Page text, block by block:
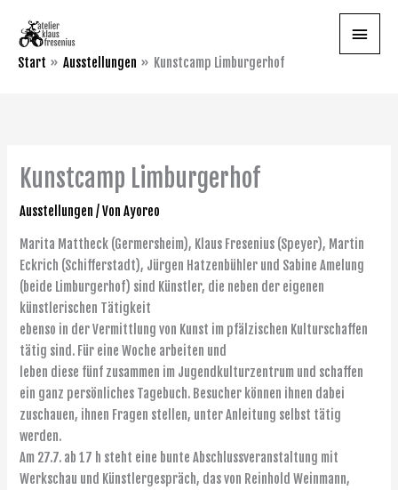
Inhalt
springen
Start Ausstellungen Kunstcamp Limburgerhof
Kunstcamp Limburgerhof
Ausstellungen / VonAyoreo
Marita Mattheck (Germersheim), Klaus Fresenius (Speyer), Martin
Eckrich (Schifferstadt), Jürgen Hatzenbühler und Sabine Amelung
(beide Limburgerhof) sind Künstler, die neben der eigenen
künstlerischen Tätigkeit
ebenso in der Vermittlung von Kunst im pfälzischen Kulturschaffen
tätig sind. Für eine Woche arbeiten und
leben diese fünf zusammen im Jugendkulturzentrum und schaffen
ein ganz persönliches Tagebuch. Besucher können ihnen dabei
zuschauen, ihnen Fragen stellen, unter Anleitung selbst tätig
werden.
Am 27.7. ab 17 h steht eine bunte Abschlussveranstaltung mit
Werkschau und Künstlergespräch, das von Reinhold Weinmann,